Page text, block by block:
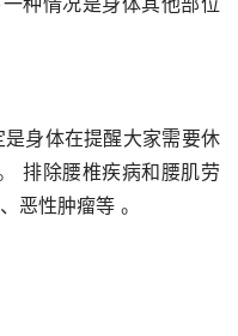
身体在提醒大家需要休
排除腰椎疾病和腰肌劳
恶性肿瘤等 。